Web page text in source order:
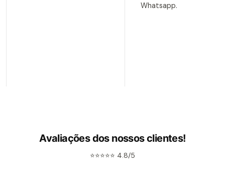
Whatsapp.
Avaliações dos nossos clientes!
⭐⭐⭐⭐⭐ 4.8/5